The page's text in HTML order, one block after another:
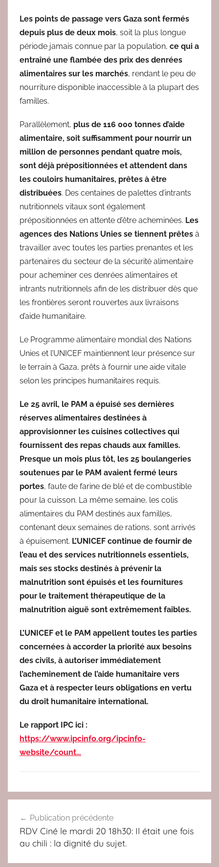
Les points de passage vers Gaza sont fermés
depuis plus de deux mois, soit la plus longue
période jamais connue par la population, ce qui a
entraîné une flambée des prix des denrées
alimentaires sur les marchés, rendant le peu de
nourriture disponible inaccessible à la plupart des
familles.
Parallèlement, plus de 116 000 tonnes d’aide
alimentaire, soit suffisamment pour nourrir un
million de personnes pendant quatre mois,
sont déjà prépositionnées et attendent dans
les couloirs humanitaires, prêtes à être
distribuées. Des centaines de palettes d’intrants
nutritionnels vitaux sont également
prépositionnées en attente d’être acheminées. Les
agences des Nations Unies se tiennent prêtes à
travailler avec toutes les parties prenantes et les
partenaires du secteur de la sécurité alimentaire
pour acheminer ces denrées alimentaires et
intrants nutritionnels afin de les distribuer dès que
les frontières seront rouvertes aux livraisons
d’aide humanitaire.
Le Programme alimentaire mondial des Nations
Unies et l’UNICEF maintiennent leur présence sur
le terrain à Gaza, prêts à fournir une aide vitale
selon les principes humanitaires requis.
Le 25 avril, le PAM a épuisé ses dernières
réserves alimentaires destinées à
approvisionner les cuisines collectives qui
fournissent des repas chauds aux familles.
Presque un mois plus tôt, les 25 boulangeries
soutenues par le PAM avaient fermé leurs
portes, faute de farine de blé et de combustible
pour la cuisson. La même semaine, les colis
alimentaires du PAM destinés aux familles,
contenant deux semaines de rations, sont arrivés
à épuisement. L’UNICEF continue de fournir de
l’eau et des services nutritionnels essentiels,
mais ses stocks destinés à prévenir la
malnutrition sont épuisés et les fournitures
pour le traitement thérapeutique de la
malnutrition aiguë sont extrêmement faibles.
L’UNICEF et le PAM appellent toutes les parties
concernées à accorder la priorité aux besoins
des civils, à autoriser immédiatement
l’acheminement de l’aide humanitaire vers
Gaza et à respecter leurs obligations en vertu
du droit humanitaire international.
Le rapport IPC ici :
https://www.ipcinfo.org/ipcinfo-
website/count…
N
à
a
de
l’article
Publication précédente
RDV Ciné le mardi 20 18h30: Il était une fois
au chili : la dignité du sujet.